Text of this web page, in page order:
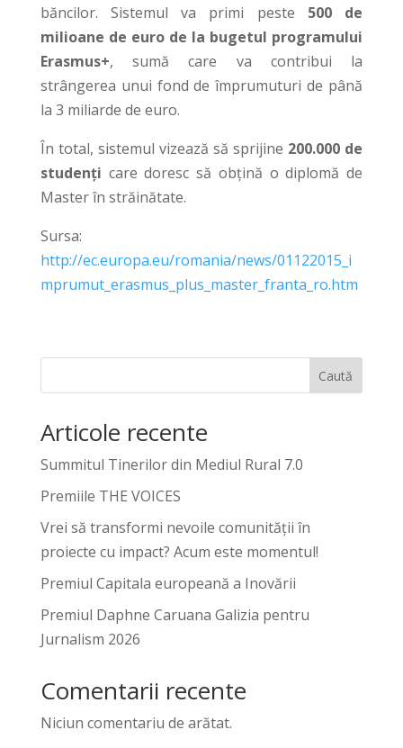
băncilor. Sistemul va primi peste 500 de
milioane de euro de la bugetul programului
Erasmus+, sumă care va contribui la
strângerea unui fond de împrumuturi de până
la 3 miliarde de euro.
În total, sistemul vizează să sprijine 200.000 de
studenți care doresc să obțină o diplomă de
Master în străinătate.
Sursa:
http://ec.europa.eu/romania/news/01122015_i
mprumut_erasmus_plus_master_franta_ro.htm
Caută
Articole recente
Summitul Tinerilor din Mediul Rural 7.0
Premiile THE VOICES
Vrei să transformi nevoile comunității în
proiecte cu impact? Acum este momentul!
Premiul Capitala europeană a Inovării
Premiul Daphne Caruana Galizia pentru
Jurnalism 2026
Comentarii recente
Niciun comentariu de arătat.